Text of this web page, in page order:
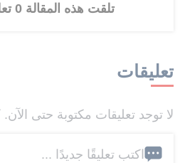
تلقت هذه المقالة 0 تعليق
تعليقات
لا توجد تعليقات مكتوبة حتى
اكتب تعليقًا جديدًا ...